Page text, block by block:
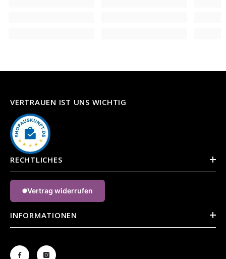
VERTRAUEN IST UNS WICHTIG
RECHTLICHES
Vertrag widerrufen
INFORMATIONEN